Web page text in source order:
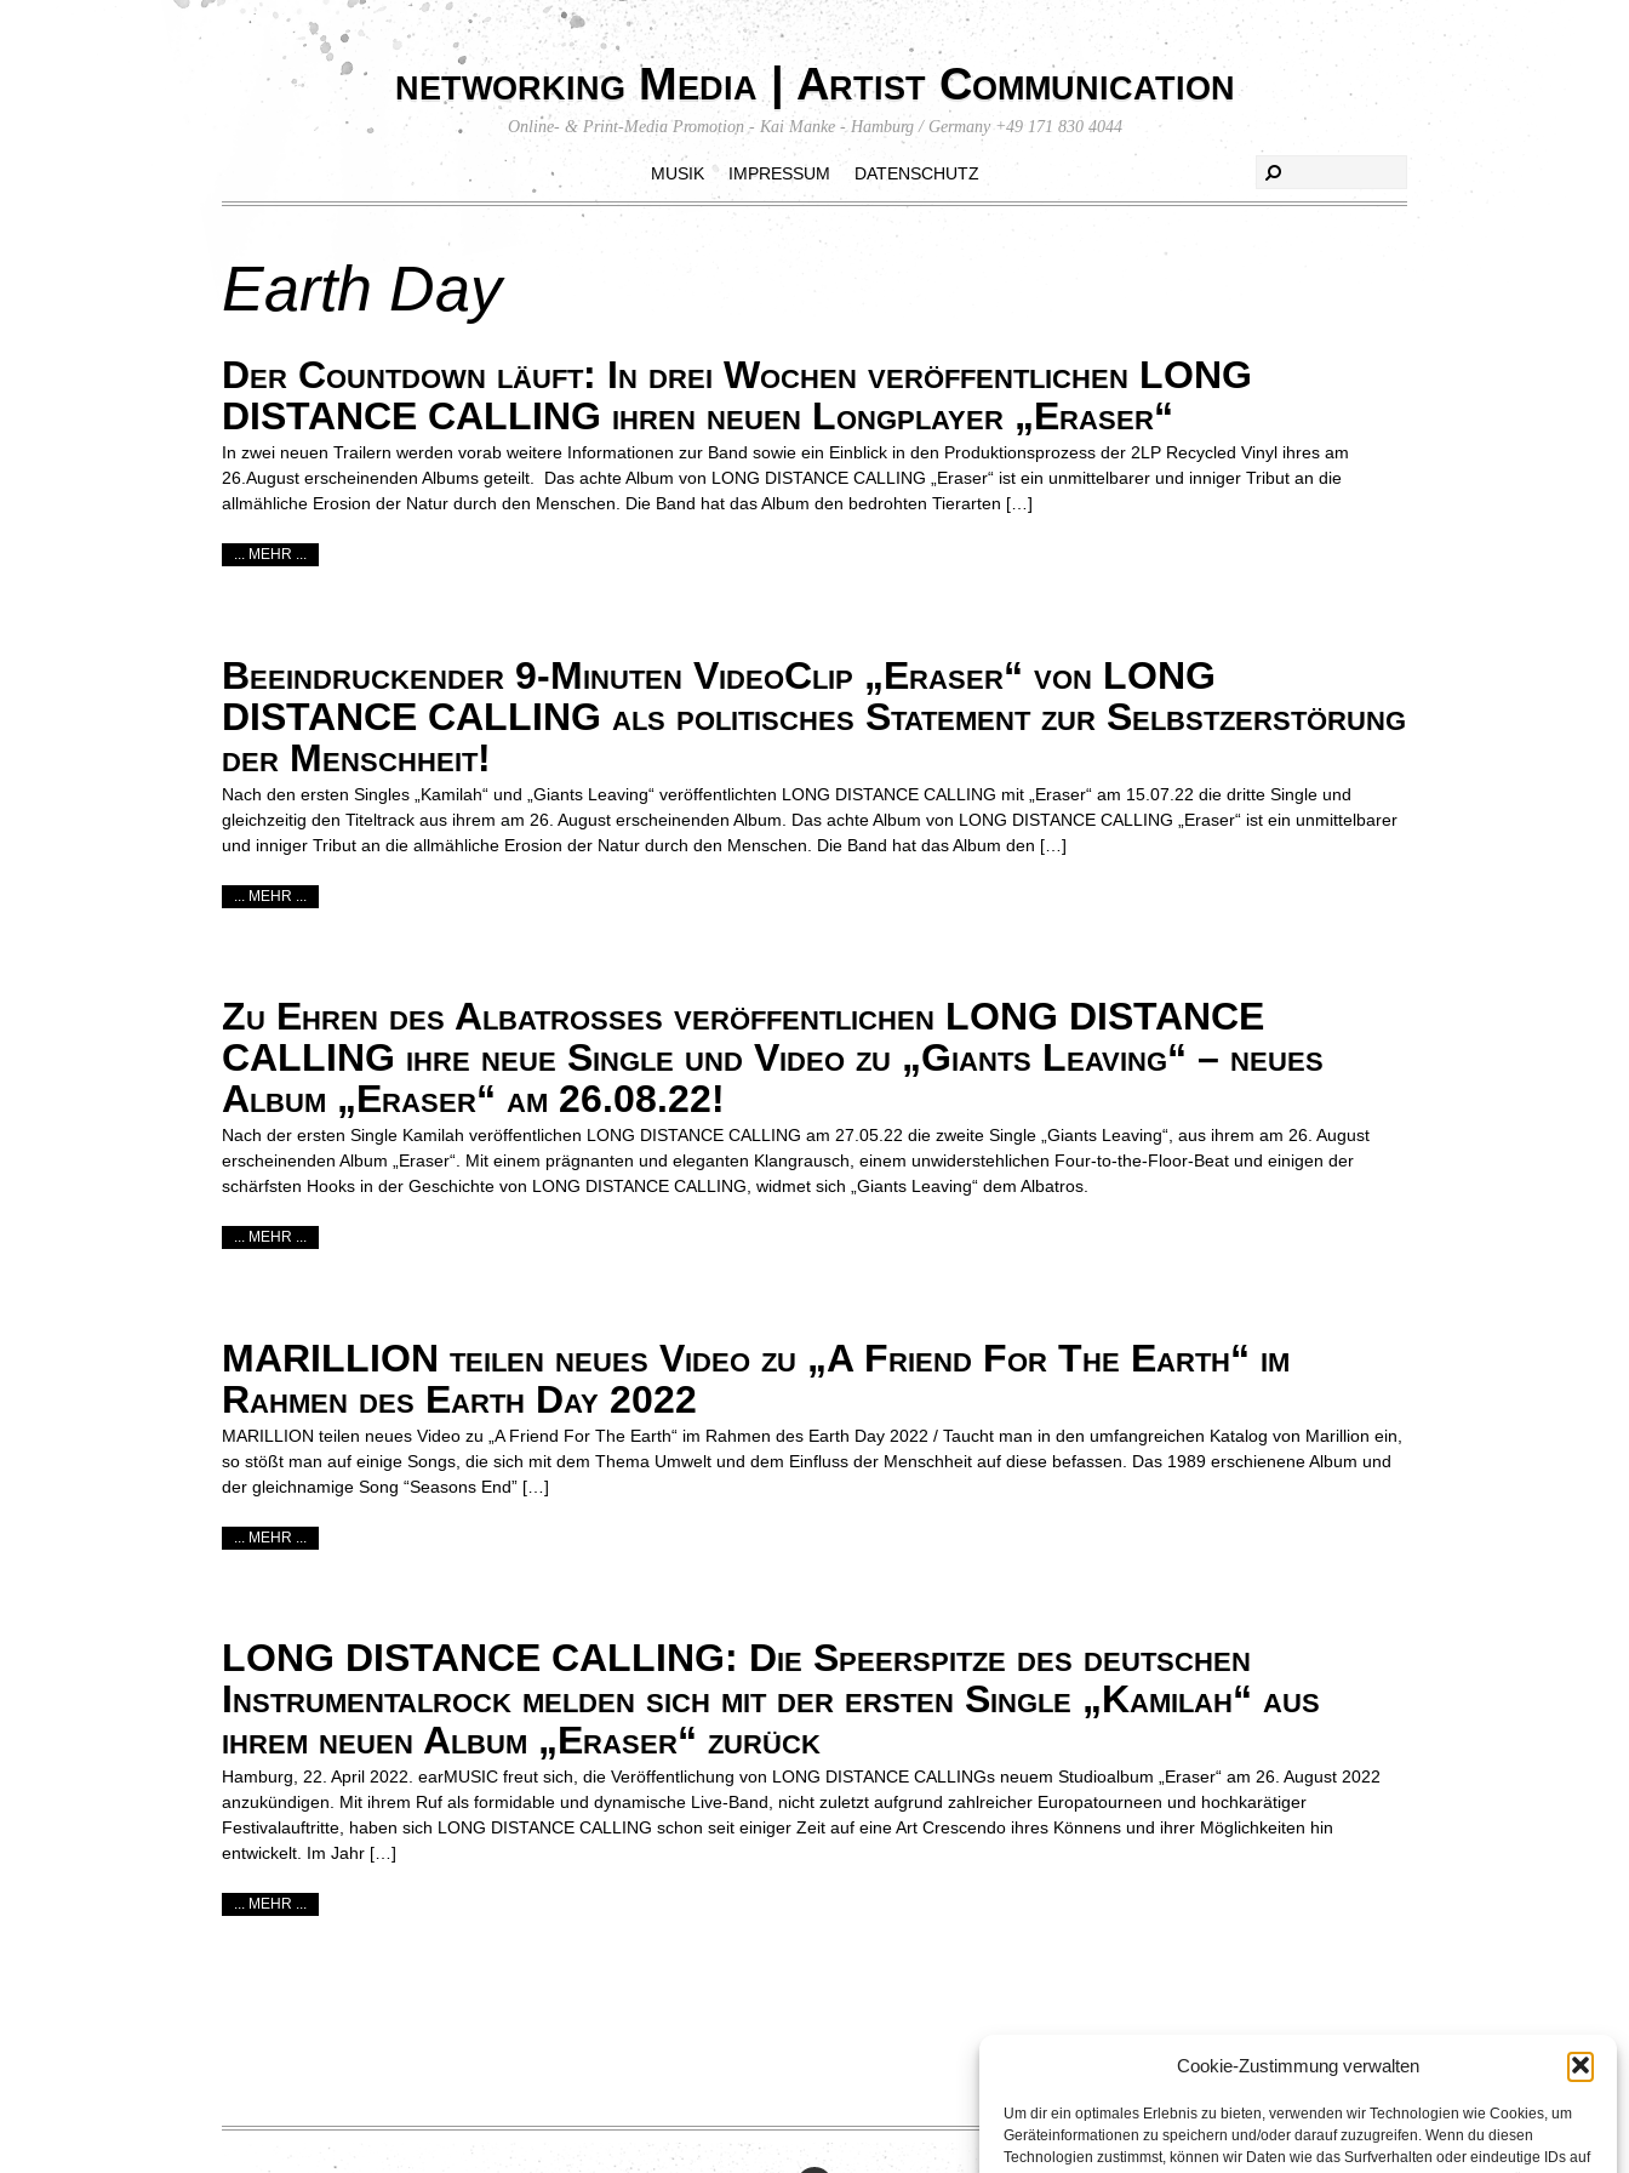
Cookie-Zustimmung verwalten
Um dir ein optimales Erlebnis zu bieten, verwenden wir Technologien wie Cookies, um
Geräteinformationen zu speichern und/oder darauf zuzugreifen. Wenn du diesen
Technologien zustimmst, können wir Daten wie das Surfverhalten oder eindeutige IDs auf
networking Media | Artist Communication
Online- & Print-Media Promotion - Kai Manke - Hamburg / Germany +49 171 830 4044
MUSIK IMPRESSUM DATENSCHUTZ
Earth Day
Der Countdown läuft: In drei Wochen veröffentlichen LONG
DISTANCE CALLING ihren neuen Longplayer „Eraser“
In zwei neuen Trailern werden vorab weitere Informationen zur Band sowie ein Einblick in den Produktionsprozess der 2LP Recycled Vinyl ihres am
26.August erscheinenden Albums geteilt. Das achte Album von LONG DISTANCE CALLING „Eraser“ ist ein unmittelbarer und inniger Tribut an die
allmähliche Erosion der Natur durch den Menschen. Die Band hat das Album den bedrohten Tierarten […]
... MEHR ...
Beeindruckender 9-Minuten VideoClip „Eraser“ von LONG
DISTANCE CALLING als politisches Statement zur Selbstzerstörung
der Menschheit!
Nach den ersten Singles „Kamilah“ und „Giants Leaving“ veröffentlichten LONG DISTANCE CALLING mit „Eraser“ am 15.07.22 die dritte Single und
gleichzeitig den Titeltrack aus ihrem am 26. August erscheinenden Album. Das achte Album von LONG DISTANCE CALLING „Eraser“ ist ein unmittelbarer
und inniger Tribut an die allmähliche Erosion der Natur durch den Menschen. Die Band hat das Album den […]
... MEHR ...
Zu Ehren des Albatrosses veröffentlichen LONG DISTANCE
CALLING ihre neue Single und Video zu „Giants Leaving“ – neues
Album „Eraser“ am 26.08.22!
Nach der ersten Single Kamilah veröffentlichen LONG DISTANCE CALLING am 27.05.22 die zweite Single „Giants Leaving“, aus ihrem am 26. August
erscheinenden Album „Eraser“. Mit einem prägnanten und eleganten Klangrausch, einem unwiderstehlichen Four-to-the-Floor-Beat und einigen der
schärfsten Hooks in der Geschichte von LONG DISTANCE CALLING, widmet sich „Giants Leaving“ dem Albatros.
... MEHR ...
MARILLION teilen neues Video zu „A Friend For The Earth“ im
Rahmen des Earth Day 2022
MARILLION teilen neues Video zu „A Friend For The Earth“ im Rahmen des Earth Day 2022 / Taucht man in den umfangreichen Katalog von Marillion ein,
so stößt man auf einige Songs, die sich mit dem Thema Umwelt und dem Einfluss der Menschheit auf diese befassen. Das 1989 erschienene Album und
der gleichnamige Song “Seasons End” […]
... MEHR ...
LONG DISTANCE CALLING: Die Speerspitze des deutschen
Instrumentalrock melden sich mit der ersten Single „Kamilah“ aus
ihrem neuen Album „Eraser“ zurück
Hamburg, 22. April 2022. earMUSIC freut sich, die Veröffentlichung von LONG DISTANCE CALLINGs neuem Studioalbum „Eraser“ am 26. August 2022
anzukündigen. Mit ihrem Ruf als formidable und dynamische Live-Band, nicht zuletzt aufgrund zahlreicher Europatourneen und hochkarätiger
Festivalauftritte, haben sich LONG DISTANCE CALLING schon seit einiger Zeit auf eine Art Crescendo ihres Könnens und ihrer Möglichkeiten hin
entwickelt. Im Jahr […]
... MEHR ...